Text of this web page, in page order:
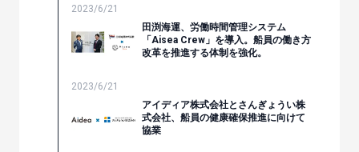
2023/6/21
田渕海運、労働時間管理システム
「Aisea Crew」を導入。船員の働き方
改革を推進する体制を強化。
2023/6/21
アイディア株式会社とさんぎょうい株
式会社、船員の健康確保推進に向けて
協業